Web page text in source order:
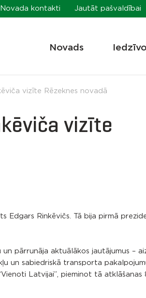
Novada kontakti Jautāt pašvaldībai
Novads
vizīte Rēzeknes novadā
vizīte
Edgars Rinkēvičs. Tā bija pirmā
pārrunāja aktuālākos jautājumus –
un sabiedriskā transporta
Latvijai”, pieminot tā atklāšanas